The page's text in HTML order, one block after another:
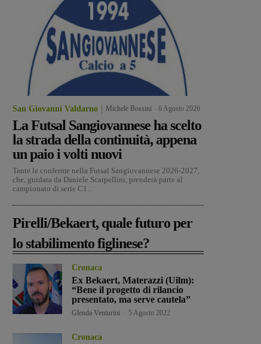
San Giovanni Valdarno Michele Bossini 6 Agosto 2026
La Futsal Sangiovannese ha scelto
la strada della continuità, appena
un paio i volti nuovi
Tante le conferme nella Futsal Sangiovannese 2026-2027,
che, guidata da Daniele Scarpellini, prenderà parte al
campionato di serie C1...
Pirelli/Bekaert, quale futuro per
lo stabilimento figlinese?
Cronaca
Ex Bekaert, Materazzi (Uilm):
“Bene il progetto di rilancio
presentato, ma serve cautela”
Glenda Venturini 5 Agosto 2022
Cronaca